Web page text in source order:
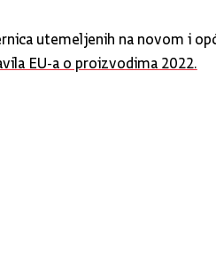
utemeljenih na novom i
EU-a o proizvodima 2022.